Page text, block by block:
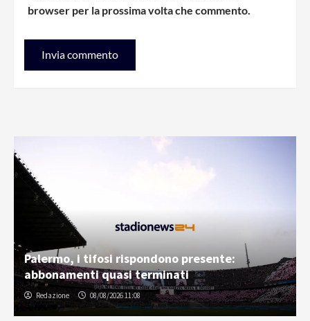
browser per la prossima volta che commento.
Palermo, i tifosi rispondono presente:
abbonamenti quasi terminati
Redazione 08/08/2026 11:08